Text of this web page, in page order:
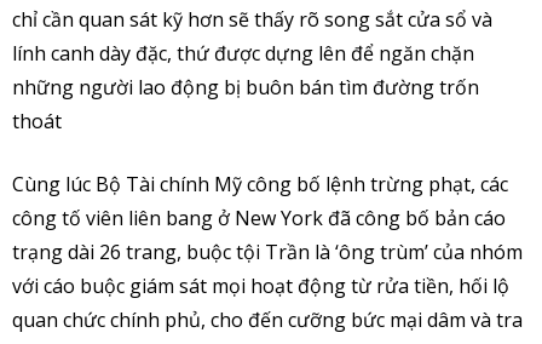
chỉ cần quan sát kỹ hơn sẽ thấy rõ song sắt cửa sổ và
lính canh dày đặc, thứ được dựng lên để ngăn chặn
những người lao động bị buôn bán tìm đường trốn
thoát
Cùng lúc Bộ Tài chính Mỹ công bố lệnh trừng phạt, các
công tố viên liên bang ở New York đã công bố bản cáo
trạng dài 26 trang, buộc tội Trần là ‘ông trùm’ của nhóm
với cáo buộc giám sát mọi hoạt động từ rửa tiền, hối lộ
quan chức chính phủ, cho đến cưỡng bức mại dâm và tra